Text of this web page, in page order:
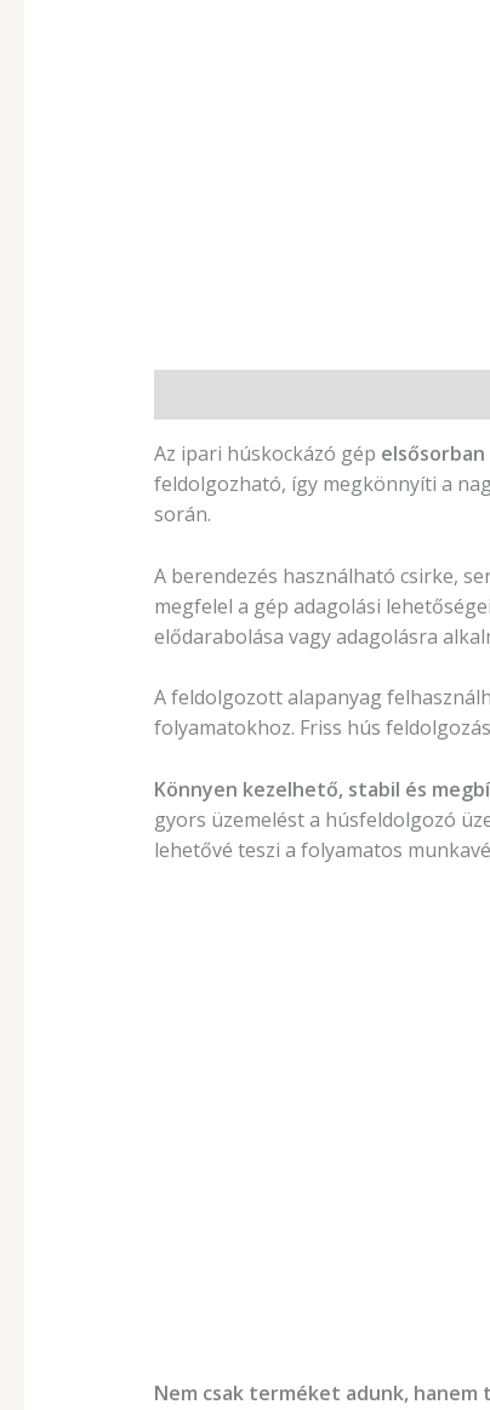
Az ipari húskockázó gép
feldolgozható, így megkönnyíti a
során.
A berendezés használható csirke,
megfelel a gép adagolási
elődarabolása vagy adagolásra
A feldolgozott alapanyag
folyamatokhoz. Friss hús
Könnyen kezelhető, stabil és
gyors üzemelést a húsfeldolgozó
lehetővé teszi a folyamatos
Nem csak terméket adunk,